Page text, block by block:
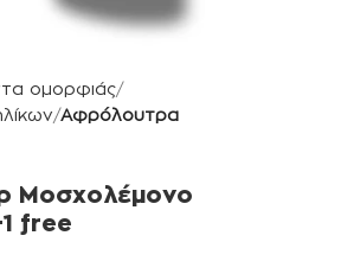
ομορφιάς
Αφρόλουτρα
Μοσχολέμονο
free